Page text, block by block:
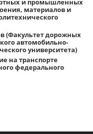
и промышленных
материалов и
(Факультет дорожных
автомобильно-
университета)
на транспорте
федерального